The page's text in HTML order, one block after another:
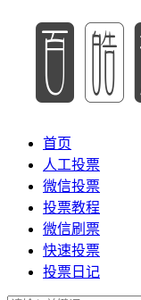
首页
人工投票
微信投票
投票教程
微信刷票
快速投票
投票日记